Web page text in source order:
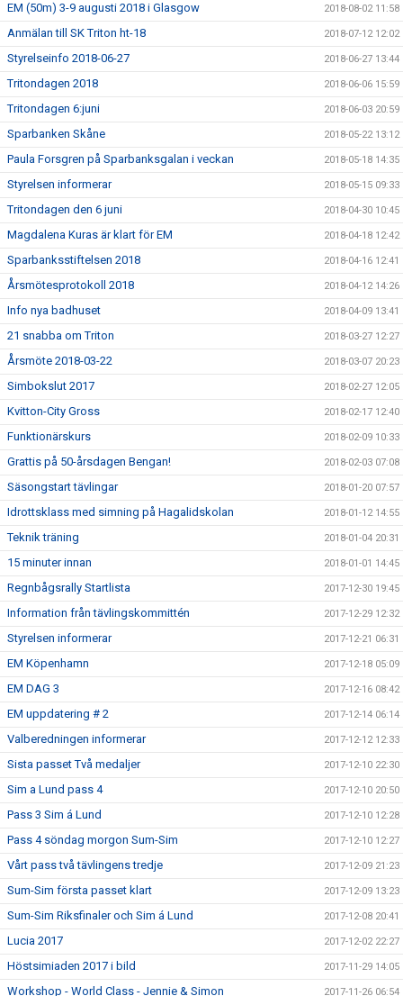
EM (50m) 3-9 augusti 2018 i Glasgow 2018-08-02 11:58
Anmälan till SK Triton ht-18 2018-07-12 12:02
Styrelseinfo 2018-06-27 2018-06-27 13:44
Tritondagen 2018 2018-06-06 15:59
Tritondagen 6:juni 2018-06-03 20:59
Sparbanken Skåne 2018-05-22 13:12
Paula Forsgren på Sparbanksgalan i veckan 2018-05-18 14:35
Styrelsen informerar 2018-05-15 09:33
Tritondagen den 6 juni 2018-04-30 10:45
Magdalena Kuras är klart för EM 2018-04-18 12:42
Sparbanksstiftelsen 2018 2018-04-16 12:41
Årsmötesprotokoll 2018 2018-04-12 14:26
Info nya badhuset 2018-04-09 13:41
21 snabba om Triton 2018-03-27 12:27
Årsmöte 2018-03-22 2018-03-07 20:23
Simbokslut 2017 2018-02-27 12:05
Kvitton-City Gross 2018-02-17 12:40
Funktionärskurs 2018-02-09 10:33
Grattis på 50-årsdagen Bengan! 2018-02-03 07:08
Säsongstart tävlingar 2018-01-20 07:57
Idrottsklass med simning på Hagalidskolan 2018-01-12 14:55
Teknik träning 2018-01-04 20:31
15 minuter innan 2018-01-01 14:45
Regnbågsrally Startlista 2017-12-30 19:45
Information från tävlingskommittén 2017-12-29 12:32
Styrelsen informerar 2017-12-21 06:31
EM Köpenhamn 2017-12-18 05:09
EM DAG 3 2017-12-16 08:42
EM uppdatering # 2 2017-12-14 06:14
Valberedningen informerar 2017-12-12 12:33
Sista passet Två medaljer 2017-12-10 22:30
Sim a Lund pass 4 2017-12-10 20:50
Pass 3 Sim á Lund 2017-12-10 12:28
Pass 4 söndag morgon Sum-Sim 2017-12-10 12:27
Vårt pass två tävlingens tredje 2017-12-09 21:23
Sum-Sim första passet klart 2017-12-09 13:23
Sum-Sim Riksfinaler och Sim á Lund 2017-12-08 20:41
Lucia 2017 2017-12-02 22:27
Höstsimiaden 2017 i bild 2017-11-29 14:05
Workshop - World Class - Jennie & Simon 2017-11-26 06:54